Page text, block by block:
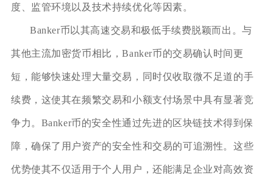
度、监管环境以及技术持续优化等因素。
Banker币以其高速交易和极低手续费脱颖而出。与
其他主流加密货币相比，Banker币的交易确认时间更
短，能够快速处理大量交易，同时仅收取微不足道的手
续费，这使其在频繁交易和小额支付场景中具有显著竞
争力。Banker币的安全性通过先进的区块链技术得到保
障，确保了用户资产的安全性和交易的可追溯性。这些
优势使其不仅适用于个人用户，还能满足企业对高效资